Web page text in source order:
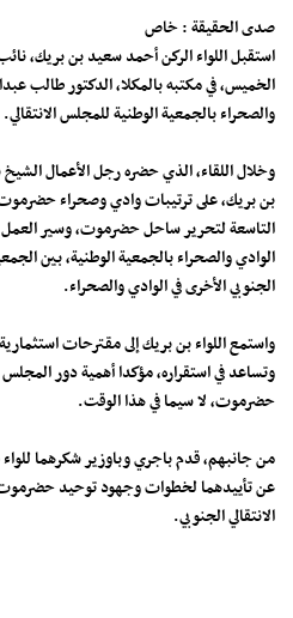
صدى الحقيقة : خاص
استقبل اللواء الركن أحمد سعيد بن بريك،
الخميس، في مكتبه بالمكلا، الدكتور طالب
والصحراء بالجمعية الوطنية للمجلس الانتقالي.
وخلال اللقاء، الذي حضره رجل الأعمال الشيخ
بن بريك، على ترتيبات وادي وصحراء حضرموت
التاسعة لتحرير ساحل حضرموت، وسير
الوادي والصحراء بالجمعية الوطنية، بين
الجنوبي الأخرى في الوادي والصحراء.
واستمع اللواء بن بريك إلى مقترحات
وتساعد في استقراره، مؤكدا أهمية دور المجلس
حضرموت، لا سيما في هذا الوقت.
من جانبهم، قدم باجري وباوزير شكرهما
عن تأييدهما لخطوات وجهود توحيد
الانتقالي الجنوبي.